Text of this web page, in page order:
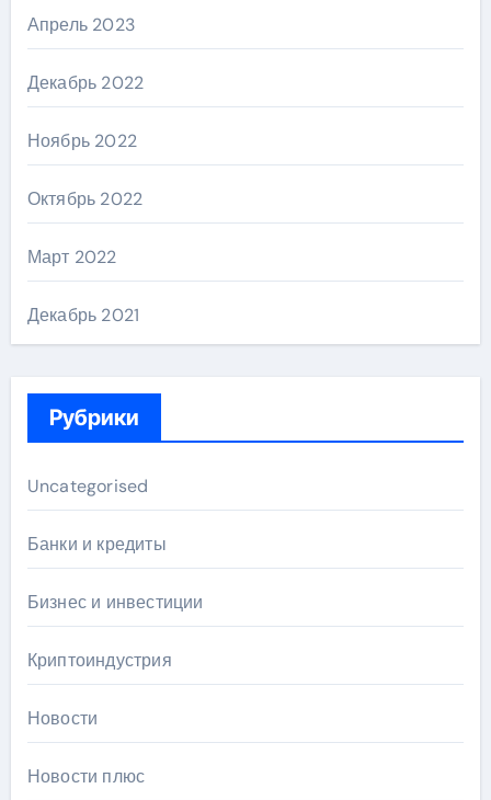
Апрель 2023
Декабрь 2022
Ноябрь 2022
Октябрь 2022
Март 2022
Декабрь 2021
Рубрики
Uncategorised
Банки и кредиты
Бизнес и инвестиции
Криптоиндустрия
Новости
Новости плюс